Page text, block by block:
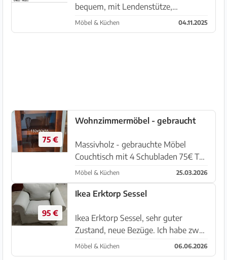
bequem, mit Lendenstütze,
verstellbarer Kopfstütze und Rollen.
Modernes Design, schwarz,
Möbel & Küchen 04.11.2025
75 €
Wohnzimmermöbel - gebraucht
Massivholz - gebrauchte Möbel
Couchtisch mit 4 Schubladen 75€ TV-
Möbel 75€ Hochschrank mit Glastür
95€ Alle drei Möbel: 190€ Zwei
weiße, matte Samt-Hocker 25€ pro
´O...
Möbel & Küchen 25.03.2026
95 €
Ikea Erktorp Sessel
Ikea Erktorp Sessel, sehr guter
Zustand, neue Bezüge. Ich habe zwei,
Preis 95 € pro Stück, wenn Sie beide
möchten, reduziere ich auf 85 € pro
Möbel & Küchen 06.06.2026